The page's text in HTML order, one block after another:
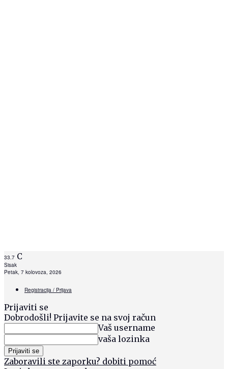
33.7 C
Sisak
Petak, 7 kolovoza, 2026
Registracija / Prijava
Prijaviti se
Dobrodošli! Prijavite se na svoj račun
Vaš username
vaša lozinka
Zaboravili ste zaporku? dobiti pomoć